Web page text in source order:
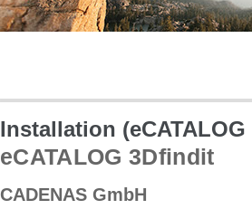
Installation
eCATALOG 3Dfindit
CADENAS GmbH